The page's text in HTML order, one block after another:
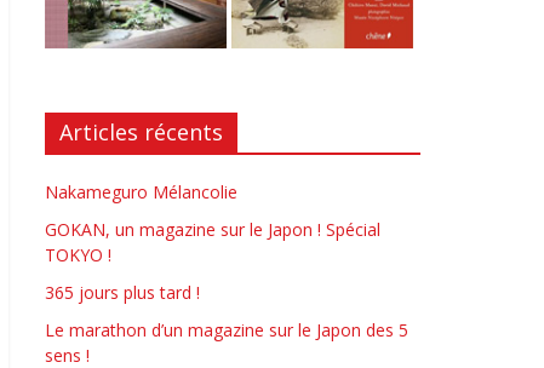
Articles récents
Nakameguro Mélancolie
GOKAN, un magazine sur le Japon ! Spécial
TOKYO !
365 jours plus tard !
Le marathon d’un magazine sur le Japon des 5
sens !